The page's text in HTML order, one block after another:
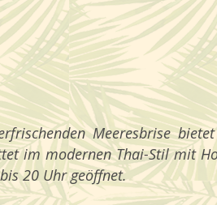
Meeresbrise
im modernen Thai-Stil mit
20 Uhr geöffnet.